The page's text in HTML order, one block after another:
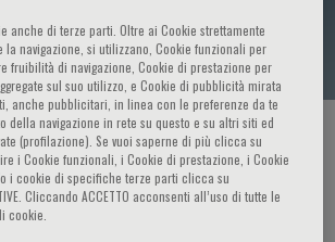
ED EVENTI / RELATORE
anche di terze parti. Oltre ai Cookie strettamente
la navigazione, si utilizzano, Cookie funzionali per
fruibilità di navigazione, Cookie di prestazione per
sul suo utilizzo, e Cookie di pubblicità mirata
anche pubblicitari, in linea con le preferenze da te
della navigazione in rete su questo e su altri siti ed
(profilazione). Se vuoi saperne di più clicca su
i Cookie funzionali, i Cookie di prestazione, i Cookie
i cookie di specifiche terze parti clicca su
Cliccando ACCETTO acconsenti all’uso di tutte le
cookie.